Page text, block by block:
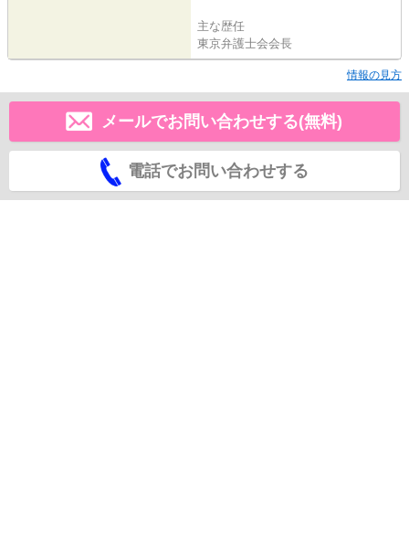
主な歴任
東京弁護士会会長
情報の見方
メールでお問い合わせする(無料)
電話でお問い合わせする